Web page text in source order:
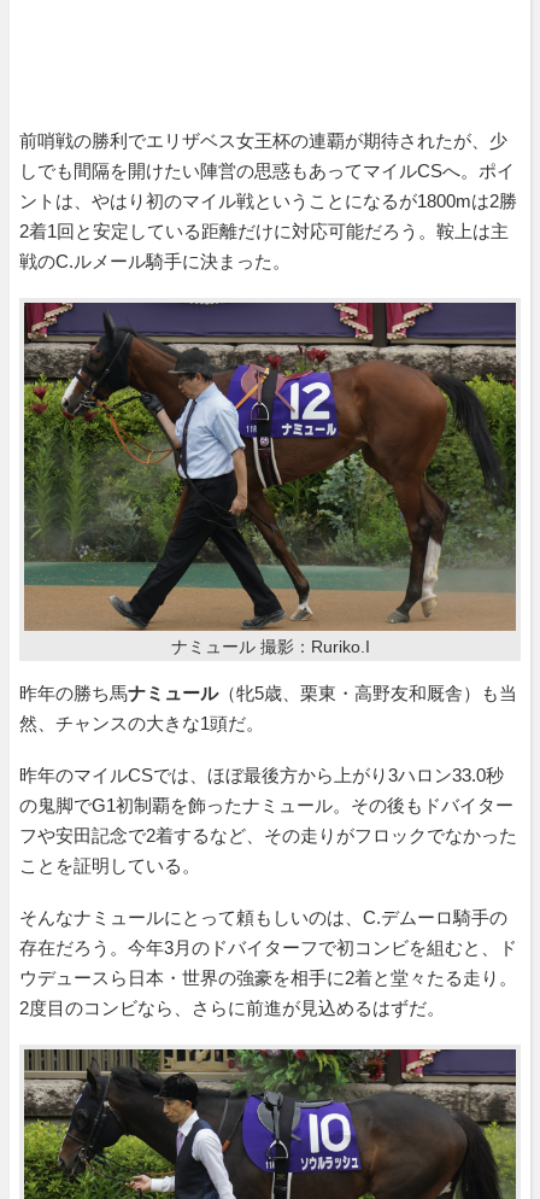
前哨戦の勝利でエリザベス女王杯の連覇が期待されたが、少
しでも間隔を開けたい陣営の思惑もあってマイルCSへ。ポイ
ントは、やはり初のマイル戦ということになるが1800mは2勝
2着1回と安定している距離だけに対応可能だろう。鞍上は主
戦のC.ルメール騎手に決まった。
ナミュール 撮影：Ruriko.I
昨年の勝ち馬ナミュール（牝5歳、栗東・高野友和厩舎）も当
然、チャンスの大きな1頭だ。
昨年のマイルCSでは、ほぼ最後方から上がり3ハロン33.0秒
の鬼脚でG1初制覇を飾ったナミュール。その後もドバイター
フや安田記念で2着するなど、その走りがフロックでなかった
ことを証明している。
そんなナミュールにとって頼もしいのは、C.デムーロ騎手の
存在だろう。今年3月のドバイターフで初コンビを組むと、ド
ウデュースら日本・世界の強豪を相手に2着と堂々たる走り。
2度目のコンビなら、さらに前進が見込めるはずだ。